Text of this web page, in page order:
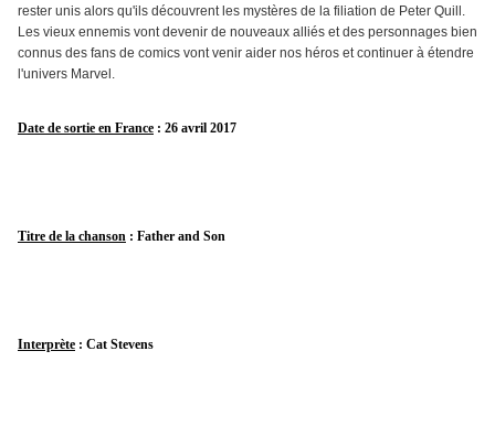
rester unis alors qu'ils découvrent les mystères de la filiation de Peter Quill.
Les vieux ennemis vont devenir de nouveaux alliés et des personnages bien
connus des fans de comics vont venir aider nos héros et continuer à étendre
l'univers Marvel.
Date de sortie en France : 26 avril 2017
Titre de la chanson : Father and Son
Interprète : Cat Stevens